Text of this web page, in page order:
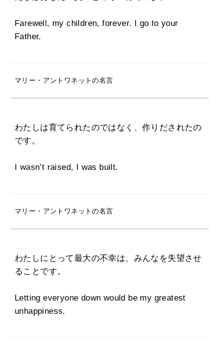
Farewell, my children, forever. I go to your
Father.
マリー・アントワネットの名言
わたしは育てられたのではなく、作りだされたの
です。
I wasn’t raised, I was built.
マリー・アントワネットの名言
わたしにとって最大の不幸は、みんなを失望させ
ることです。
Letting everyone down would be my greatest
unhappiness.